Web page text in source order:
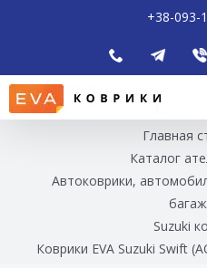
+38-093-
Главная
Каталог
Автоковрики,
Suzuki
Коврики EVA Suzuki Swift